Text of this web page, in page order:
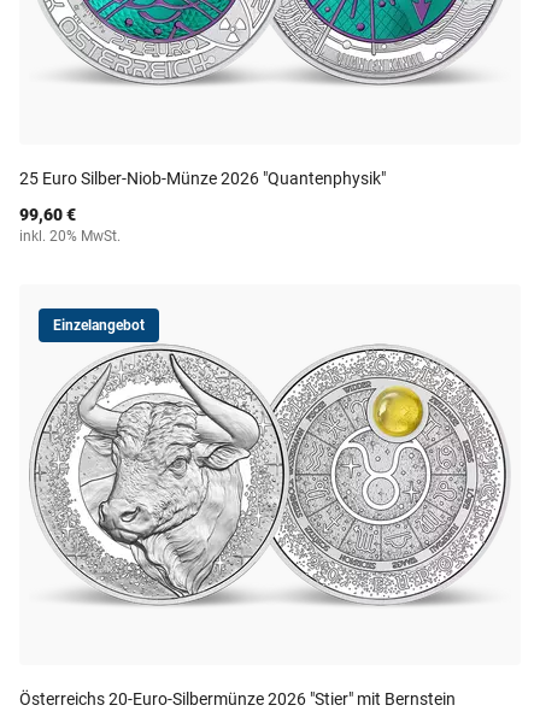
25 Euro Silber-Niob-Münze 2026 "Quantenphysik"
99,60 €
inkl. 20% MwSt.
Einzelangebot
Österreichs 20-Euro-Silbermünze 2026 "Stier" mit Bernstein